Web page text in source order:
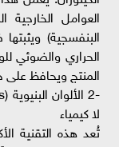
العوامل
المنتج ويحافظ على
لا كيمياء
تُعد هذه التقنية